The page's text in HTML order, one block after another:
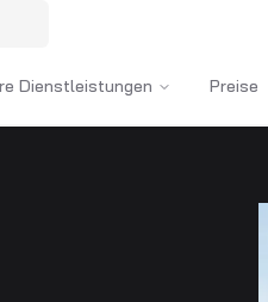
Dienstleistungen Preise